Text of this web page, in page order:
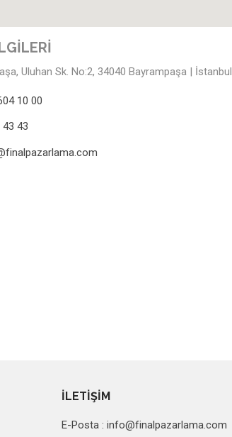
Uluhan Sk. No:2, 34040 Bayrampaşa | İstanbul
10 00
43
İLETİŞİM
E-Posta :info@finalpazarlama.com